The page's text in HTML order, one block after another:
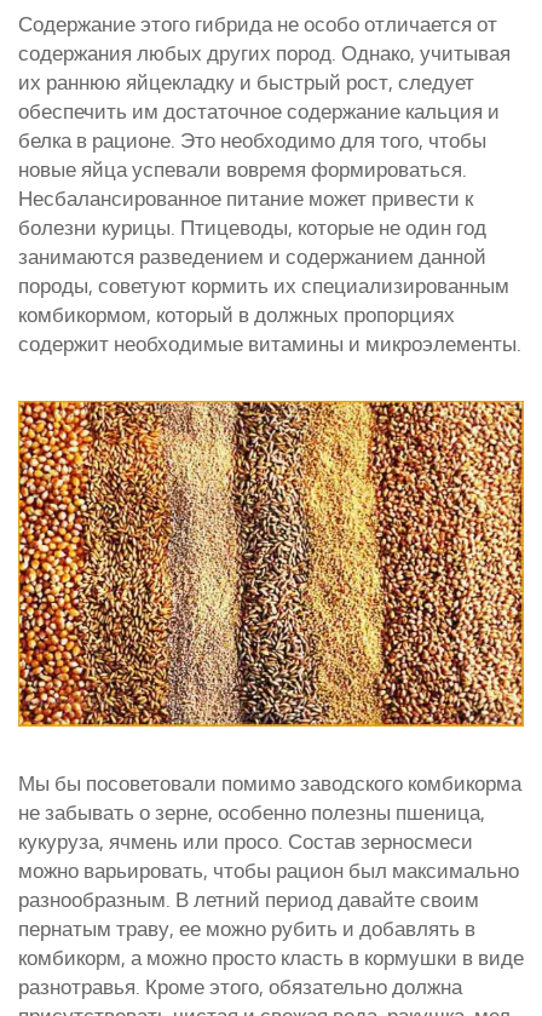
Содержание этого гибрида не особо отличается от
содержания любых других пород. Однако, учитывая
их раннюю яйцекладку и быстрый рост, следует
обеспечить им достаточное содержание кальция и
белка в рационе. Это необходимо для того, чтобы
новые яйца успевали вовремя формироваться.
Несбалансированное питание может привести к
болезни курицы. Птицеводы, которые не один год
занимаются разведением и содержанием данной
породы, советуют кормить их специализированным
комбикормом, который в должных пропорциях
содержит необходимые витамины и микроэлементы.
Мы бы посоветовали помимо заводского комбикорма
не забывать о зерне, особенно полезны пшеница,
кукуруза, ячмень или просо. Состав зерносмеси
можно варьировать, чтобы рацион был максимально
разнообразным. В летний период давайте своим
пернатым траву, ее можно рубить и добавлять в
комбикорм, а можно просто класть в кормушки в виде
разнотравья. Кроме этого, обязательно должна